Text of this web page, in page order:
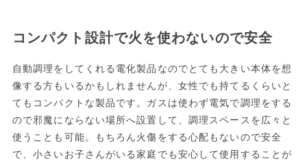
コンパクト設計で火を使わないので安全
自動調理をしてくれる電化製品なのでとても大きい本体を想
像する方もいるかもしれませんが、女性でも持てるくらいと
てもコンパクトな製品です。ガスは使わず電気で調理をする
ので邪魔にならない場所へ設置して、調理スペースを広々と
使うことも可能。もちろん火傷をする心配もないので安全
で、小さいお子さんがいる家庭でも安心して使用することが